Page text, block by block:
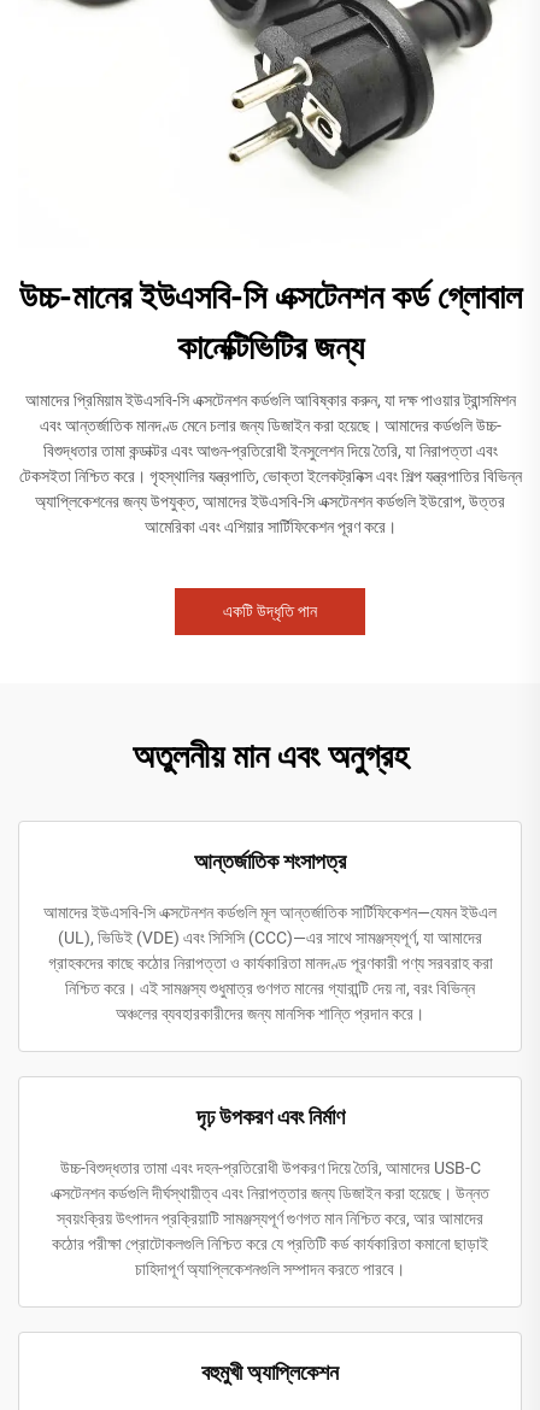
উচ্চ-মানের ইউএসবি-সি এক্সটেনশন কর্ড গ্লোবাল
কানেক্টিভিটির জন্য
আমাদের প্রিমিয়াম ইউএসবি-সি এক্সটেনশন কর্ডগুলি আবিষ্কার করুন, যা দক্ষ পাওয়ার ট্রান্সমিশন
এবং আন্তর্জাতিক মানদণ্ড মেনে চলার জন্য ডিজাইন করা হয়েছে। আমাদের কর্ডগুলি উচ্চ-
বিশুদ্ধতার তামা কন্ডাক্টর এবং আগুন-প্রতিরোধী ইনসুলেশন দিয়ে তৈরি, যা নিরাপত্তা এবং
টেকসইতা নিশ্চিত করে। গৃহস্থালির যন্ত্রপাতি, ভোক্তা ইলেকট্রনিক্স এবং শিল্প যন্ত্রপাতির বিভিন্ন
অ্যাপ্লিকেশনের জন্য উপযুক্ত, আমাদের ইউএসবি-সি এক্সটেনশন কর্ডগুলি ইউরোপ, উত্তর
আমেরিকা এবং এশিয়ার সার্টিফিকেশন পূরণ করে।
একটি উদ্ধৃতি পান
অতুলনীয় মান এবং অনুগ্রহ
আন্তর্জাতিক শংসাপত্র
আমাদের ইউএসবি-সি এক্সটেনশন কর্ডগুলি মূল আন্তর্জাতিক সার্টিফিকেশন—যেমন ইউএল
(UL), ভিডিই (VDE) এবং সিসিসি (CCC)—এর সাথে সামঞ্জস্যপূর্ণ, যা আমাদের
গ্রাহকদের কাছে কঠোর নিরাপত্তা ও কার্যকারিতা মানদণ্ড পূরণকারী পণ্য সরবরাহ করা
নিশ্চিত করে। এই সামঞ্জস্য শুধুমাত্র গুণগত মানের গ্যারান্টি দেয় না, বরং বিভিন্ন
অঞ্চলের ব্যবহারকারীদের জন্য মানসিক শান্তি প্রদান করে।
দৃঢ় উপকরণ এবং নির্মাণ
উচ্চ-বিশুদ্ধতার তামা এবং দহন-প্রতিরোধী উপকরণ দিয়ে তৈরি, আমাদের USB-C
এক্সটেনশন কর্ডগুলি দীর্ঘস্থায়ীত্ব এবং নিরাপত্তার জন্য ডিজাইন করা হয়েছে। উন্নত
স্বয়ংক্রিয় উৎপাদন প্রক্রিয়াটি সামঞ্জস্যপূর্ণ গুণগত মান নিশ্চিত করে, আর আমাদের
কঠোর পরীক্ষা প্রোটোকলগুলি নিশ্চিত করে যে প্রতিটি কর্ড কার্যকারিতা কমানো ছাড়াই
চাহিদাপূর্ণ অ্যাপ্লিকেশনগুলি সম্পাদন করতে পারবে।
বহুমুখী অ্যাপ্লিকেশন